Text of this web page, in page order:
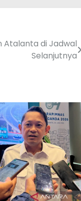
Atalanta di Jadwal
Selanjutnya